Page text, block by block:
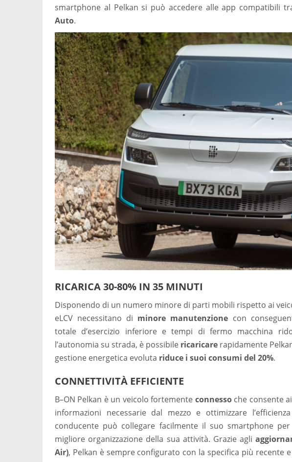
smartphone al Pelkan si può accedere alle app compatibili
Auto.
RICARICA 30-80% IN 35 MINUTI
Disponendo di un numero minore di parti mobili rispetto ai
eLCV necessitano di minore manutenzione con
totale d’esercizio inferiore e tempi di fermo macchina
l’autonomia su strada, è possibile ricaricare rapidamente
gestione energetica evoluta riduce i suoi consumi del 20%.
CONNETTIVITÀ EFFICIENTE
B–ON Pelkan è un veicolo fortemente connessoche consente
informazioni necessarie dal mezzo e ottimizzare
conducente può collegare facilmente il suo smartphone
migliore organizzazione della sua attività. Grazie agli
Air), Pelkan è sempre configurato con la specifica più recente